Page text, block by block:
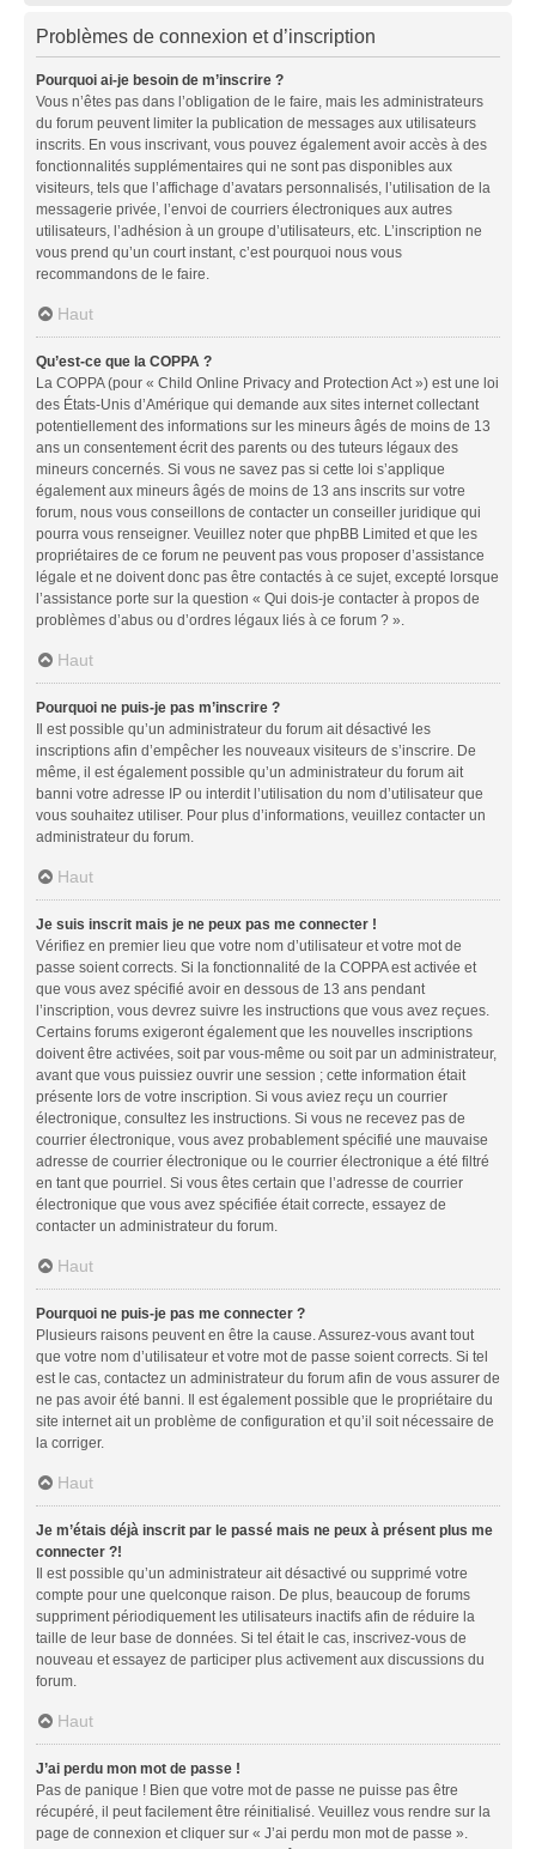
Problèmes de connexion et d’inscription
Pourquoi ai-je besoin de m’inscrire ?
Vous n’êtes pas dans l’obligation de le faire, mais les administrateurs
du forum peuvent limiter la publication de messages aux utilisateurs
inscrits. En vous inscrivant, vous pouvez également avoir accès à des
fonctionnalités supplémentaires qui ne sont pas disponibles aux
visiteurs, tels que l’affichage d’avatars personnalisés, l’utilisation de la
messagerie privée, l’envoi de courriers électroniques aux autres
utilisateurs, l’adhésion à un groupe d’utilisateurs, etc. L’inscription ne
vous prend qu’un court instant, c’est pourquoi nous vous
recommandons de le faire.
Haut
Qu’est-ce que la COPPA ?
La COPPA (pour « Child Online Privacy and Protection Act ») est une loi
des États-Unis d’Amérique qui demande aux sites internet collectant
potentiellement des informations sur les mineurs âgés de moins de 13
ans un consentement écrit des parents ou des tuteurs légaux des
mineurs concernés. Si vous ne savez pas si cette loi s’applique
également aux mineurs âgés de moins de 13 ans inscrits sur votre
forum, nous vous conseillons de contacter un conseiller juridique qui
pourra vous renseigner. Veuillez noter que phpBB Limited et que les
propriétaires de ce forum ne peuvent pas vous proposer d’assistance
légale et ne doivent donc pas être contactés à ce sujet, excepté lorsque
l’assistance porte sur la question « Qui dois-je contacter à propos de
problèmes d’abus ou d’ordres légaux liés à ce forum ? ».
Haut
Pourquoi ne puis-je pas m’inscrire ?
Il est possible qu’un administrateur du forum ait désactivé les
inscriptions afin d’empêcher les nouveaux visiteurs de s’inscrire. De
même, il est également possible qu’un administrateur du forum ait
banni votre adresse IP ou interdit l’utilisation du nom d’utilisateur que
vous souhaitez utiliser. Pour plus d’informations, veuillez contacter un
administrateur du forum.
Haut
Je suis inscrit mais je ne peux pas me connecter !
Vérifiez en premier lieu que votre nom d’utilisateur et votre mot de
passe soient corrects. Si la fonctionnalité de la COPPA est activée et
que vous avez spécifié avoir en dessous de 13 ans pendant
l’inscription, vous devrez suivre les instructions que vous avez reçues.
Certains forums exigeront également que les nouvelles inscriptions
doivent être activées, soit par vous-même ou soit par un administrateur,
avant que vous puissiez ouvrir une session ; cette information était
présente lors de votre inscription. Si vous aviez reçu un courrier
électronique, consultez les instructions. Si vous ne recevez pas de
courrier électronique, vous avez probablement spécifié une mauvaise
adresse de courrier électronique ou le courrier électronique a été filtré
en tant que pourriel. Si vous êtes certain que l’adresse de courrier
électronique que vous avez spécifiée était correcte, essayez de
contacter un administrateur du forum.
Haut
Pourquoi ne puis-je pas me connecter ?
Plusieurs raisons peuvent en être la cause. Assurez-vous avant tout
que votre nom d’utilisateur et votre mot de passe soient corrects. Si tel
est le cas, contactez un administrateur du forum afin de vous assurer de
ne pas avoir été banni. Il est également possible que le propriétaire du
site internet ait un problème de configuration et qu’il soit nécessaire de
la corriger.
Haut
Je m’étais déjà inscrit par le passé mais ne peux à présent plus me
connecter ?!
Il est possible qu’un administrateur ait désactivé ou supprimé votre
compte pour une quelconque raison. De plus, beaucoup de forums
suppriment périodiquement les utilisateurs inactifs afin de réduire la
taille de leur base de données. Si tel était le cas, inscrivez-vous de
nouveau et essayez de participer plus activement aux discussions du
forum.
Haut
J’ai perdu mon mot de passe !
Pas de panique ! Bien que votre mot de passe ne puisse pas être
récupéré, il peut facilement être réinitialisé. Veuillez vous rendre sur la
page de connexion et cliquer sur « J’ai perdu mon mot de passe ».